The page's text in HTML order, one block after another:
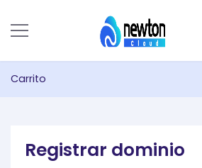
Carrito
Registrar dominio